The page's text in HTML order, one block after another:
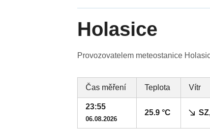
Holasice
Provozovatelem meteostanice
Čas měření Teplota Vítr
23:55
06.08.2026
25.9 °C